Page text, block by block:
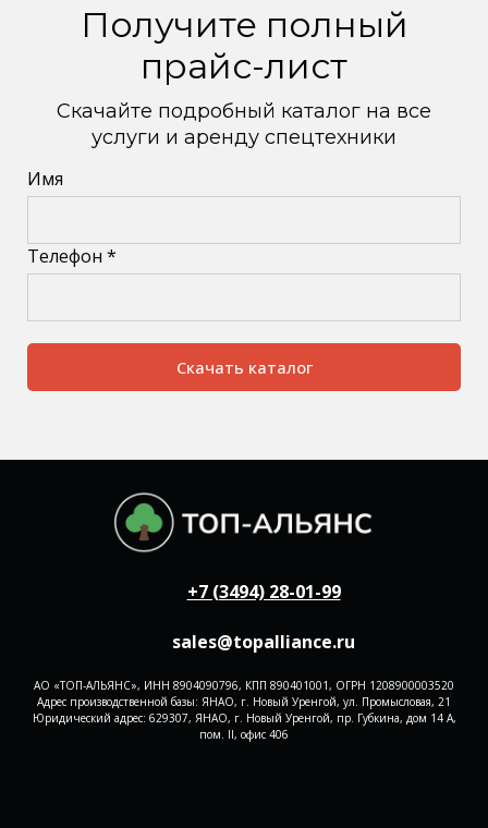
Получите полный
прайс-лист
Скачайте подробный каталог на все
услуги и аренду спецтехники
Имя
Телефон *
Скачать каталог
+7 (3494) 28-01-99
sales@topalliance.ru
АО «ТОП-АЛЬЯНС», ИНН 8904090796, КПП 890401001, ОГРН 1208900003520
Адрес производственной базы: ЯНАО, г. Новый Уренгой, ул. Промысловая, 21
Юридический адрес: 629307, ЯНАО, г. Новый Уренгой, пр. Губкина, дом 14 А,
пом. II, офис 406